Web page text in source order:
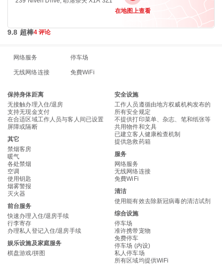
在地图上查看
9.8 超棒4 评论
网络服务 停车场
无线网络连接 免費WiFi
保持身体距离
无接触办理入住/退房
支持无现金支付
在合适区域工作人员与客人间已设置
屏障或隔断
其它
禁烟客房
暖气
各处禁烟
空调
使用钥匙
烟雾警报
灭火器
前台服务
快速办理入住/退房手续
行李寄存
办理私人登记入住/退房手续
娱乐设施及家庭服务
棋盘游戏/拼图
安全设施
工作人员遵循由地方权威机构发布的
所有安全规定
不提供打印菜单、杂志、笔和纸张等
共用物件和文具
已建立客人健康检查机制
提供急救药箱
服务
网络服务
无线网络连接
免費WiFi
清洁
使用能有效去除新冠病毒的清洁试剂
综合设施
停车场
准许携带宠物
免费停车
停车场 (内设)
私人停车场
所有区域均提供WiFi